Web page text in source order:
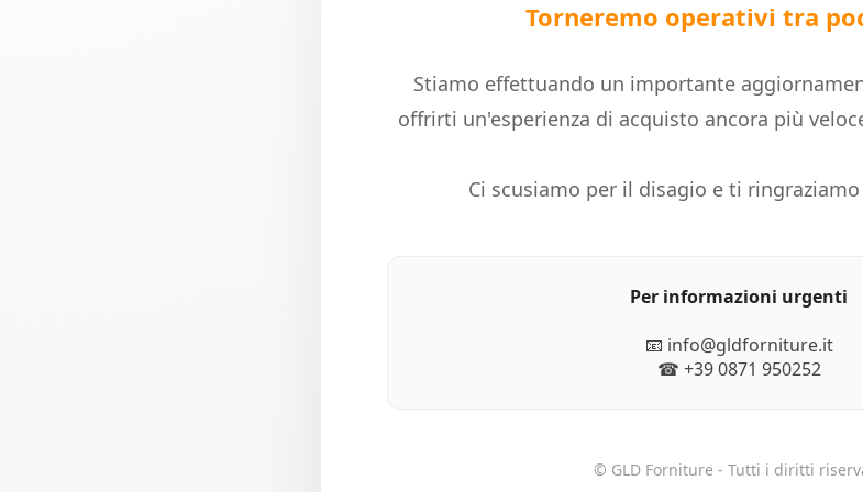
Torneremo operativi tra
Stiamo effettuando un importante
offrirti un'esperienza di acquisto ancora più
Ci scusiamo per il disagio e ti ringraziamo
Per informazioni urgenti
📧 info@gldforniture.it
☎ +39 0871 950252
© GLD Forniture - Tutti i diritti